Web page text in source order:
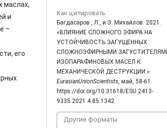
маслах,
и
–
его
Как цитировать
Багдасаров , Л., и Э. Михайлов. 2021.
«ВЛИЯНИЕ СЛОЖНОГО ЭФИРА НА
УСТОЙЧИВОСТЬ ЗАГУЩЕННЫХ
СЛОЖНОЭФИРНЫМИ
ИЗОПАРАФИНОВЫХ МАСЕЛ К
МЕХАНИЧЕСКОЙ ДЕСТРУКЦИИ ».
EurasianUnionScientists , май, 58-61.
https://doi.org/10.31618/ESU.2413-
9335.2021.4.85.1342.
Другие форматы